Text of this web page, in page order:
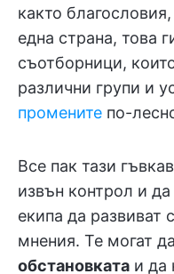
както
една страна, това
съотборници,
различни групи и
промените по-
Все пак тази
извън контрол и
екипа да развиват
мнения. Те могат да
обстановката и да